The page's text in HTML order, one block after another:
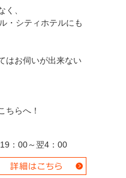
く、
・シティホテルにも
はお伺いが出来ない
ちらへ！
～翌4：00